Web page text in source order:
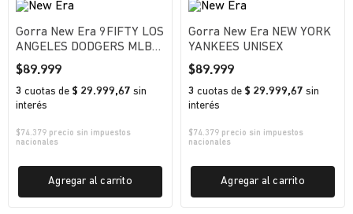
Gorra New Era 9FIFTY LOS
ANGELES DODGERS MLB
UNISEX
$89.999
3 cuotas de $ 29.999,67 sin
interés
$74.379 precio sin impuestos
nacionales
Agregar al carrito
Gorra New Era NEW YORK
YANKEES UNISEX
$89.999
3 cuotas de $ 29.999,67 sin
interés
$74.379 precio sin impuestos
nacionales
Agregar al carrito